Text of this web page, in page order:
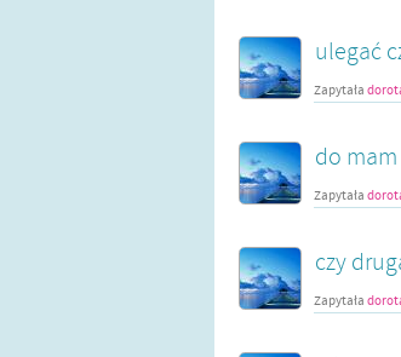
ulegać
Zapytała
do
Zapytała
czy
Zapytała